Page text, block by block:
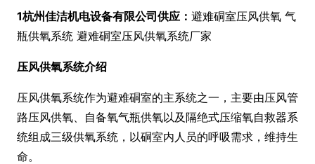
1杭州佳洁机电设备有限公司供应： 避难硐室压风供氧 气
瓶供氧系统 避难硐室压风供氧系统厂家
压风供氧系统介绍
压风供氧系统作为避难硐室的主系统之一，主要由压风管
路压风供氧、自备氧气瓶供氧以及隔绝式压缩氧自救器系
统组成三级供氧系统，以硐室内人员的呼吸需求，维持生
命。